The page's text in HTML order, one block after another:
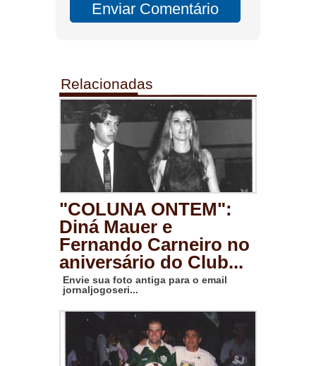
Relacionadas
"COLUNA ONTEM":
Diná Mauer e
Fernando Carneiro no
aniversário do Club...
Envie sua foto antiga para o email
jornaljogoseri...